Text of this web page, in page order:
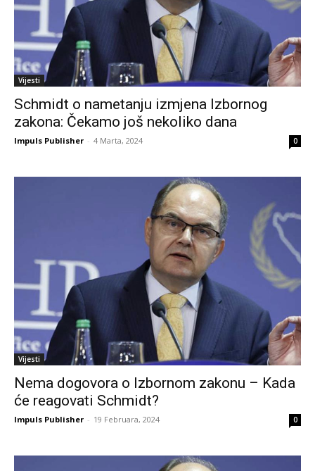
Vijesti
Schmidt o nametanju izmjena Izbornog
zakona: Čekamo još nekoliko dana
Impuls Publisher - 4 Marta, 2024 0
Vijesti
Nema dogovora o Izbornom zakonu – Kada
će reagovati Schmidt?
Impuls Publisher - 19 Februara, 2024 0